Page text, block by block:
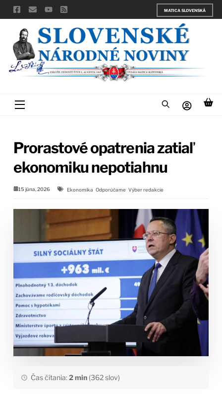
Skip
to
content
MATICA SLOVENSKÁ
Menu
Prorastové opatrenia zatiaľ
ekonomiku nepotiahnu
15 júna, 2026 Ekonomika Odporúčame Výber redakcie
Čas čítania:2 min(362 slov)